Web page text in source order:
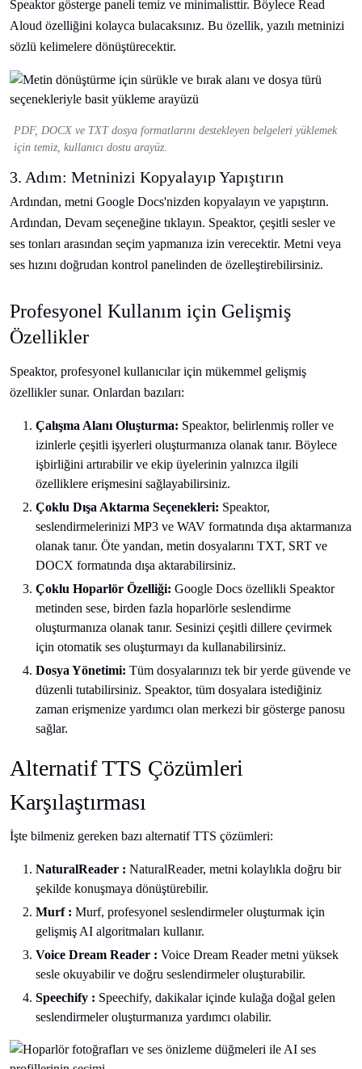
Speaktor gösterge paneli temiz ve minimalisttir. Böylece Read
Aloud özelliğini kolayca bulacaksınız. Bu özellik, yazılı metninizi
sözlü kelimelere dönüştürecektir.
PDF, DOCX ve TXT dosya formatlarını destekleyen belgeleri yüklemek
için temiz, kullanıcı dostu arayüz.
3. Adım: Metninizi Kopyalayıp Yapıştırın
Ardından, metni Google Docs'nizden kopyalayın ve yapıştırın.
Ardından, Devam seçeneğine tıklayın. Speaktor, çeşitli sesler ve
ses tonları arasından seçim yapmanıza izin verecektir. Metni veya
ses hızını doğrudan kontrol panelinden de özelleştirebilirsiniz.
Profesyonel Kullanım için Gelişmiş
Özellikler
Speaktor, profesyonel kullanıcılar için mükemmel gelişmiş
özellikler sunar. Onlardan bazıları:
Çalışma Alanı Oluşturma: Speaktor, belirlenmiş roller ve
izinlerle çeşitli işyerleri oluşturmanıza olanak tanır. Böylece
işbirliğini artırabilir ve ekip üyelerinin yalnızca ilgili
özelliklere erişmesini sağlayabilirsiniz.
Çoklu Dışa Aktarma Seçenekleri: Speaktor,
seslendirmelerinizi MP3 ve WAV formatında dışa aktarmanıza
olanak tanır. Öte yandan, metin dosyalarını TXT, SRT ve
DOCX formatında dışa aktarabilirsiniz.
Çoklu Hoparlör Özelliği: Google Docs özellikli Speaktor
metinden sese, birden fazla hoparlörle seslendirme
oluşturmanıza olanak tanır. Sesinizi çeşitli dillere çevirmek
için otomatik ses oluşturmayı da kullanabilirsiniz.
Dosya Yönetimi: Tüm dosyalarınızı tek bir yerde güvende ve
düzenli tutabilirsiniz. Speaktor, tüm dosyalara istediğiniz
zaman erişmenize yardımcı olan merkezi bir gösterge panosu
sağlar.
Alternatif TTS Çözümleri
Karşılaştırması
İşte bilmeniz gereken bazı alternatif TTS çözümleri:
NaturalReader : NaturalReader, metni kolaylıkla doğru bir
şekilde konuşmaya dönüştürebilir.
Murf : Murf, profesyonel seslendirmeler oluşturmak için
gelişmiş AI algoritmaları kullanır.
Voice Dream Reader : Voice Dream Reader metni yüksek
sesle okuyabilir ve doğru seslendirmeler oluşturabilir.
Speechify : Speechify, dakikalar içinde kulağa doğal gelen
seslendirmeler oluşturmanıza yardımcı olabilir.